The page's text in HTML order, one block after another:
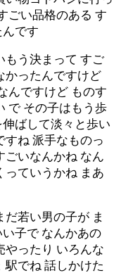
ごい品格のある す
です
もう決まって すご
かったんですけど
んですけど ものす
で その子はもう歩
ばして淡々と歩い
すね 派手なものっ
ごいなんかね なん
っていうかね まあ
若い男の子が ま
子で なんかあの
やったり いろんな
駅でね 話しかけた